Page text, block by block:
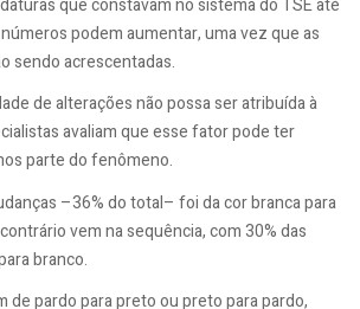
podem aumentar, uma vez que as
sendo acrescentadas.
de alterações não possa ser atribuída à
avaliam que esse fator pode ter
parte do fenômeno.
–36% do total– foi da cor branca para
vem na sequência, com 30% das
branco.
de pardo para preto ou preto para pardo,